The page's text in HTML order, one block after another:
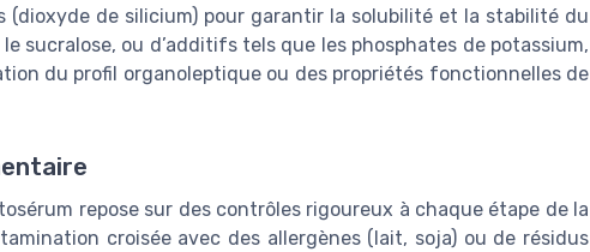
(dioxyde de silicium) pour garantir la solubilité et la stabilité du
sucralose, ou d’additifs tels que les phosphates de potassium,
du profil organoleptique ou des propriétés fonctionnelles de
repose sur des contrôles rigoureux à chaque étape de la
croisée avec des allergènes (lait, soja) ou de résidus